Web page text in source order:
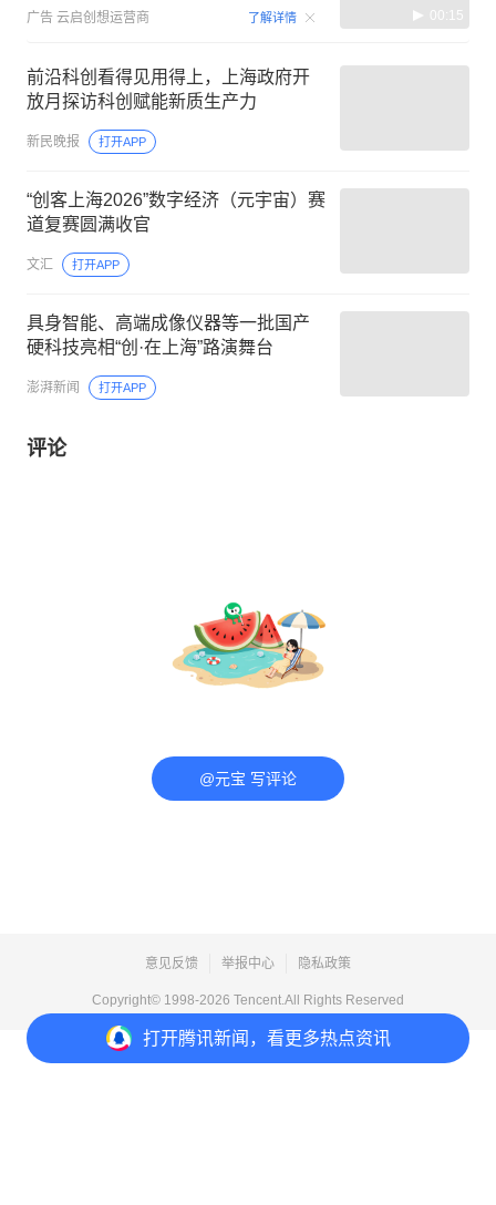
打开腾讯新闻，看更多热点资讯
广告 云启创想运营商 了解详情 00:15
前沿科创看得见用得上，上海政府开
放月探访科创赋能新质生产力
新民晚报 打开APP
“创客上海2026”数字经济（元宇宙）赛
道复赛圆满收官
文汇 打开APP
具身智能、高端成像仪器等一批国产
硬科技亮相“创·在上海”路演舞台
澎湃新闻 打开APP
评论
@元宝 写评论
意见反馈 举报中心 隐私政策
Copyright© 1998-2026 Tencent.All Rights Reserved